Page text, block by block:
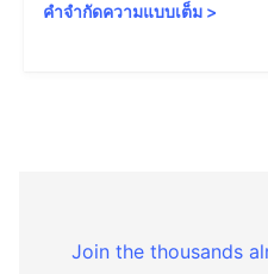
คำจำกัดความแบบเต็ม >
Join the thousands